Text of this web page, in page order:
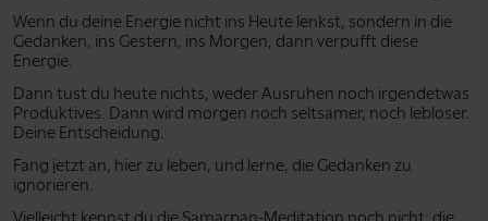
Wenn du deine Energie nicht ins Heute lenkst, sondern in die
Gedanken, ins Gestern, ins Morgen, dann verpufft diese
Energie.
Dann tust du heute nichts, weder Ausruhen noch irgendetwas
Produktives. Dann wird morgen noch seltsamer, noch lebloser.
Deine Entscheidung.
Fang jetzt an, hier zu leben, und lerne, die Gedanken zu
ignorieren.